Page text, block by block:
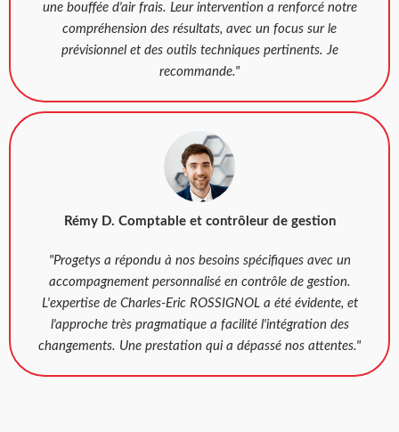
une bouffée d'air frais. Leur intervention a renforcé notre
compréhension des résultats, avec un focus sur le
prévisionnel et des outils techniques pertinents. Je
recommande."
Rémy D. Comptable et contrôleur de gestion
"Progetys a répondu à nos besoins spécifiques avec un
accompagnement personnalisé en contrôle de gestion.
L'expertise de Charles-Eric ROSSIGNOL a été évidente, et
l'approche très pragmatique a facilité l'intégration des
changements. Une prestation qui a dépassé nos attentes."